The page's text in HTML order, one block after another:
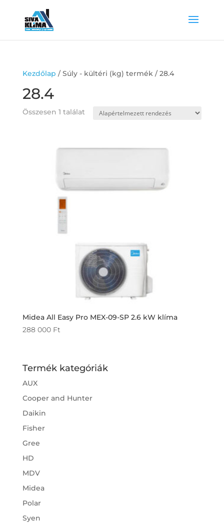
Kezdőlap / Súly - kültéri (kg) termék / 28.4
28.4
Összesen 1 találat
Midea All Easy Pro MEX-09-SP 2.6 kW klíma
288 000 Ft
Termék kategóriák
AUX
Cooper and Hunter
Daikin
Fisher
Gree
HD
MDV
Midea
Polar
Syen